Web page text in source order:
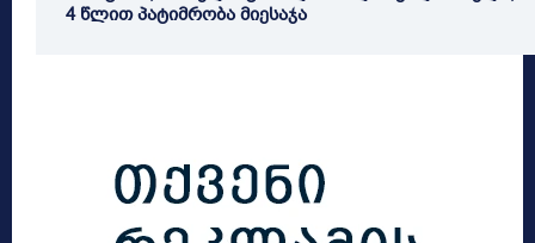
4 წლით პატიმრობა მიესაჯა